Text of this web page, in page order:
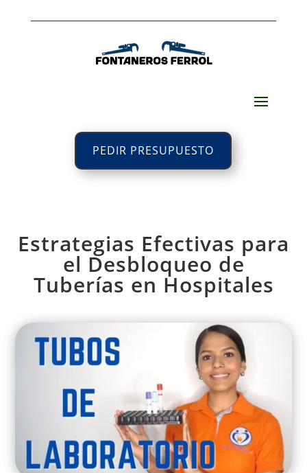
PEDIR PRESUPUESTO
Estrategias Efectivas para
el Desbloqueo de
Tuberías en Hospitales